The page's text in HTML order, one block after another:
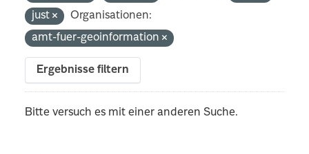
just
Organisationen:
amt-fuer-geoinformation
Ergebnisse filtern
Bitte versuch es mit einer anderen Suche.